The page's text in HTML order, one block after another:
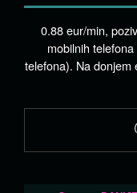
0.88 eur/min,
mobilnih
telefona). Na donjem